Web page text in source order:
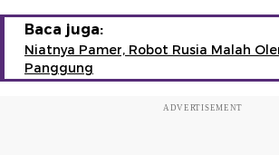
Baca juga:
Niatnya Pamer, Robot Rusia Malah
Panggung
ADVERTISEMENT